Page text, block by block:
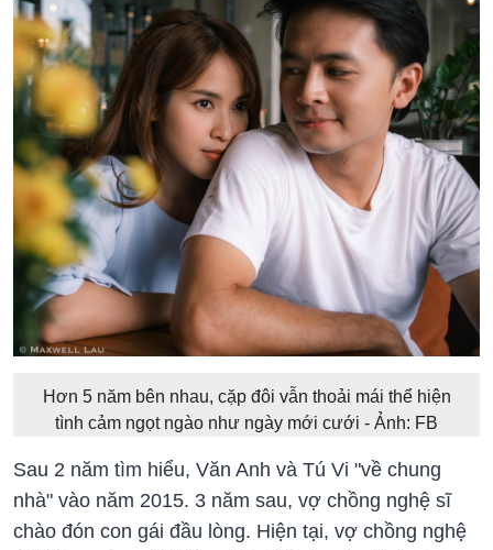
Hơn 5 năm bên nhau, cặp đôi vẫn thoải mái thể hiện
tình cảm ngọt ngào như ngày mới cưới - Ảnh: FB
Sau 2 năm tìm hiểu, Văn Anh và Tú Vi "về chung
nhà" vào năm 2015. 3 năm sau, vợ chồng nghệ sĩ
chào đón con gái đầu lòng. Hiện tại, vợ chồng nghệ